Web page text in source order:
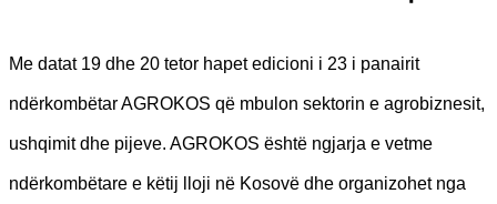
Me datat 19 dhe 20 tetor hapet edicioni i 23 i panairit
ndërkombëtar AGROKOS që mbulon sektorin e agrobiznesit,
ushqimit dhe pijeve. AGROKOS është ngjarja e vetme
ndërkombëtare e këtij lloji në Kosovë dhe organizohet nga